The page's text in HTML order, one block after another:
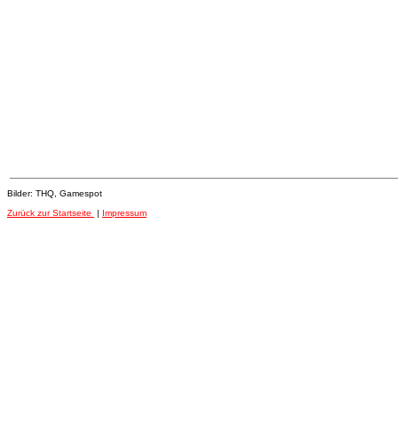
Bilder: THQ, Gamespot
Zurück zur Startseite
| Impressum